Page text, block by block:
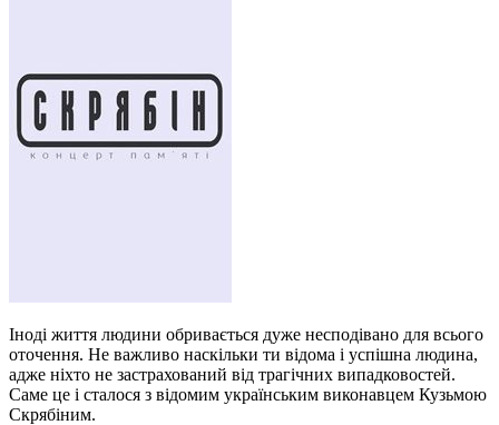
Іноді життя людини обривається дуже несподівано для всього
оточення. Не важливо наскільки ти відома і успішна людина,
адже ніхто не застрахований від трагічних випадковостей.
Саме це і сталося з відомим українським виконавцем Кузьмою
Скрябіним.